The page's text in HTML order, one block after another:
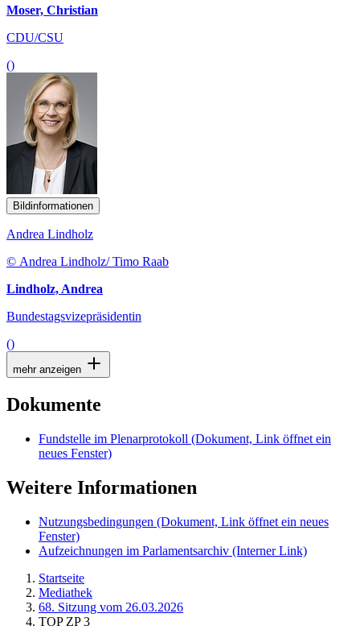
Moser, Christian
CDU/CSU
()
Bildinformationen
Andrea Lindholz
© Andrea Lindholz/ Timo Raab
Lindholz, Andrea
Bundestagsvizepräsidentin
()
mehr anzeigen
Dokumente
Fundstelle im Plenarprotokoll (Dokument, Link öffnet ein
neues Fenster)
Weitere Informationen
Nutzungsbedingungen (Dokument, Link öffnet ein neues
Fenster)
Aufzeichnungen im Parlamentsarchiv (Interner Link)
Startseite
Mediathek
68. Sitzung vom 26.03.2026
TOP ZP 3